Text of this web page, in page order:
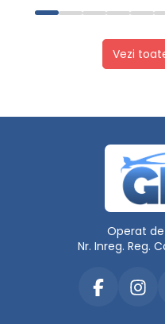
Vezi
Operat de
Nr. Inreg. Reg.